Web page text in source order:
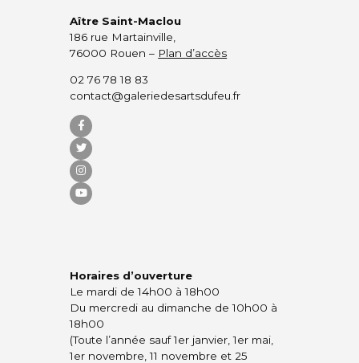
Aître Saint-Maclou
186 rue Martainville,
76000 Rouen – Plan d’accès
02 76 78 18 83
contact@galeriedesartsdufeu.fr
Horaires d’ouverture
Le mardi de 14h00 à 18h00
Du mercredi au dimanche de 10h00 à
18h00
(Toute l’année sauf 1er janvier, 1er mai,
1er novembre, 11 novembre et 25